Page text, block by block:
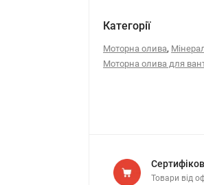
Категорії
Моторна олива,
Моторна олива для
Товари від